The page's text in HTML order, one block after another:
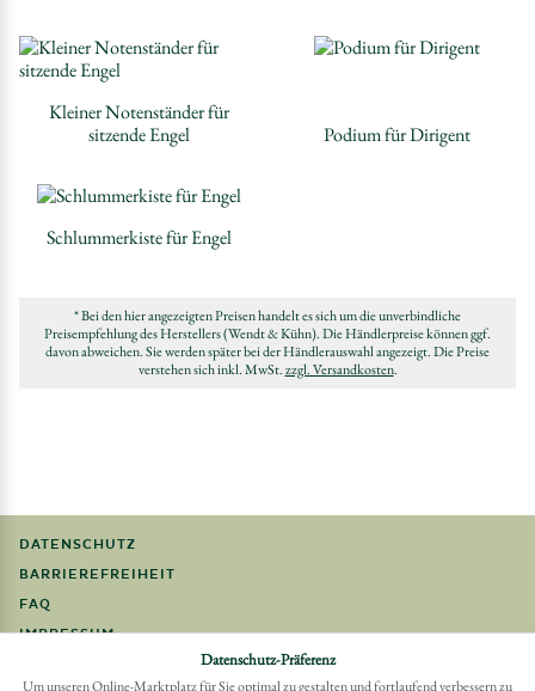
Kleiner Notenständer für
sitzende Engel
Podium für Dirigent
Schlummerkiste für Engel
* Bei den hier angezeigten Preisen handelt es sich um die unverbindliche
Preisempfehlung des Herstellers (Wendt & Kühn). Die Händlerpreise können ggf.
davon abweichen. Sie werden später bei der Händlerauswahl angezeigt. Die Preise
verstehen sich inkl. MwSt.zzgl. Versandkosten.
DATENSCHUTZ
BARRIEREFREIHEIT
FAQ
IMPRESSUM
Datenschutz-Präferenz
Um unseren Online-Marktplatz für Sie optimal zu gestalten und fortlaufend verbessern zu